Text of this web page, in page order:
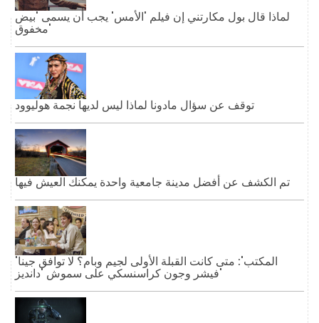
لماذا قال بول مكارتني إن فيلم 'الأمس' يجب أن يسمى 'بيض
مخفوق'
توقف عن سؤال مادونا لماذا ليس لديها نجمة هوليوود
تم الكشف عن أفضل مدينة جامعية واحدة يمكنك العيش فيها
'المكتب': متى كانت القبلة الأولى لجيم وبام؟ لا توافق جينا
فيشر وجون كراسنسكي على سموش 'دانديز'